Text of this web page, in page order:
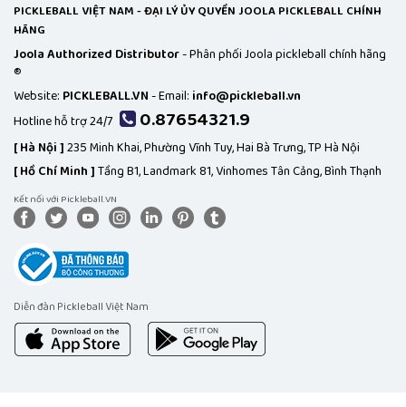
PICKLEBALL VIỆT NAM - ĐẠI LÝ ỦY QUYỀN JOOLA PICKLEBALL CHÍNH
HÃNG
Joola Authorized Distributor- Phân phối Joola pickleball chính hãng
®
Website: PICKLEBALL.VN- Email: info@pickleball.vn
Hotline hỗ trợ 24/7
0.87654321.9
[Hà Nội ]235 Minh Khai, Phường Vĩnh Tuy, Hai Bà Trưng, TP Hà Nội
[Hồ Chí Minh ]Tầng B1, Landmark 81, Vinhomes Tân Cảng, Bình Thạnh
Kết nối với Pickleball.VN
Diễn đàn Pickleball Việt Nam